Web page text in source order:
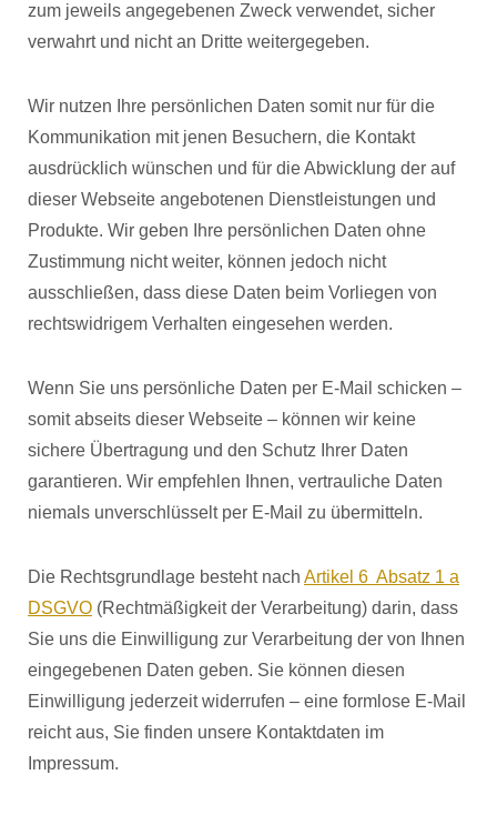
zum jeweils angegebenen Zweck verwendet, sicher
verwahrt und nicht an Dritte weitergegeben.
Wir nutzen Ihre persönlichen Daten somit nur für die
Kommunikation mit jenen Besuchern, die Kontakt
ausdrücklich wünschen und für die Abwicklung der auf
dieser Webseite angebotenen Dienstleistungen und
Produkte. Wir geben Ihre persönlichen Daten ohne
Zustimmung nicht weiter, können jedoch nicht
ausschließen, dass diese Daten beim Vorliegen von
rechtswidrigem Verhalten eingesehen werden.
Wenn Sie uns persönliche Daten per E-Mail schicken –
somit abseits dieser Webseite – können wir keine
sichere Übertragung und den Schutz Ihrer Daten
garantieren. Wir empfehlen Ihnen, vertrauliche Daten
niemals unverschlüsselt per E-Mail zu übermitteln.
Die Rechtsgrundlage besteht nach Artikel 6 Absatz 1 a
DSGVO (Rechtmäßigkeit der Verarbeitung) darin, dass
Sie uns die Einwilligung zur Verarbeitung der von Ihnen
eingegebenen Daten geben. Sie können diesen
Einwilligung jederzeit widerrufen – eine formlose E-Mail
reicht aus, Sie finden unsere Kontaktdaten im
Impressum.